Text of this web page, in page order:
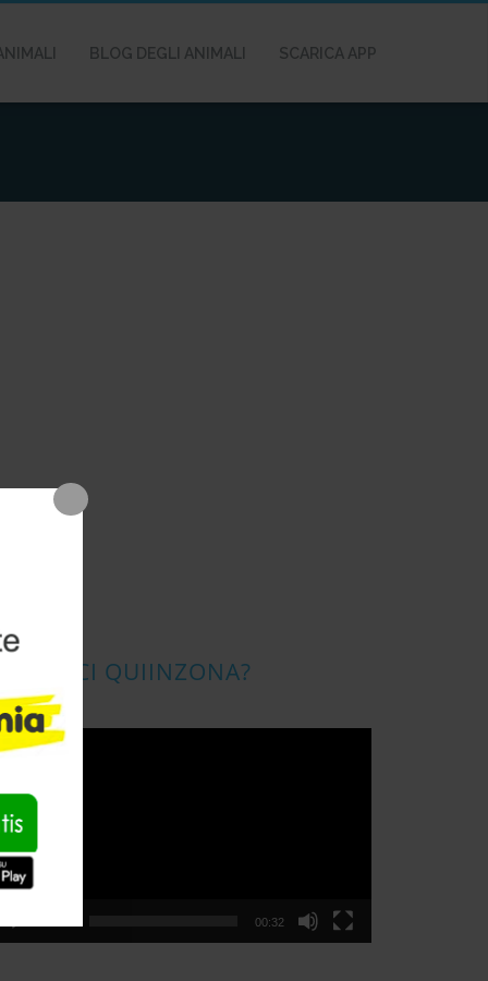
BLOG DEGLI ANIMALI SCARICA APP
CONOSCI QUIINZONA?
00:32